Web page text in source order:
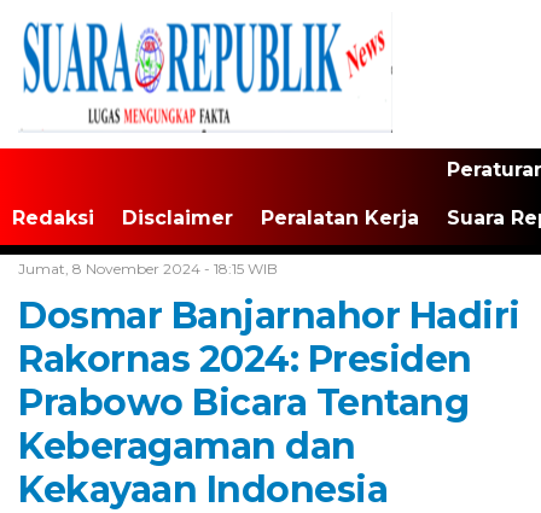
Redaksi Disclaimer Peralatan Kerja Suara
Jumat, 8 November 2024 - 18:15 WIB
Dosmar Banjarnahor Hadiri
Rakornas 2024: Presiden
Prabowo Bicara Tentang
Keberagaman dan
Kekayaan Indonesia